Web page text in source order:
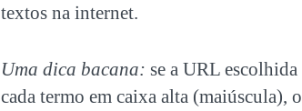
textos na internet.
Uma dica bacana: se a URL
cada termo em caixa alta (maiúscula),